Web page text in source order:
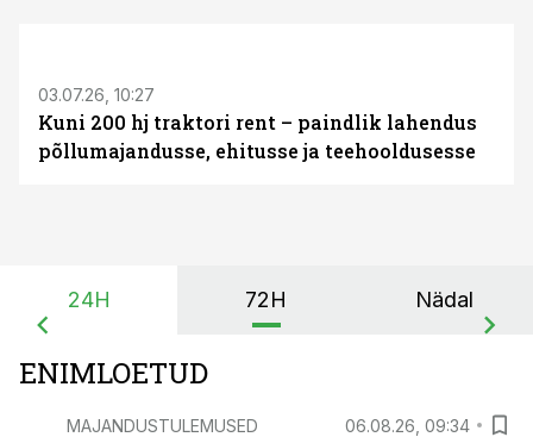
03.07.26, 10:27
Kuni 200 hj traktori rent – paindlik lahendus
põllumajandusse, ehitusse ja teehooldusesse
24H 72H Nädal
ENIMLOETUD
MAJANDUSTULEMUSED 06.08.26, 09:34